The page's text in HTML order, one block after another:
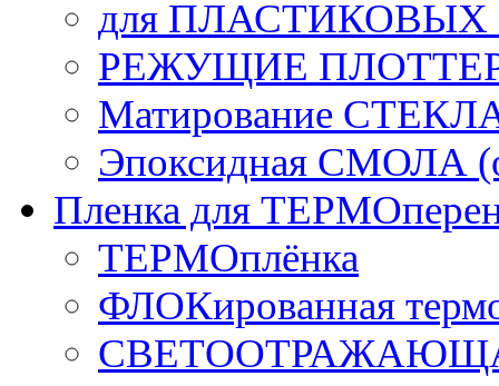
для ПЛАСТИКОВЫХ
РЕЖУЩИЕ
Матирование
Эпоксидная СМОЛА
Пленка для
ТЕРМОплёнка
ФЛОКированная